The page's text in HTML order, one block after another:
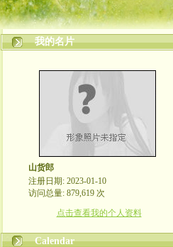
我的名片
山货郎
注册日期: 2023-01-10
访问总量: 879,619 次
点击查看我的个人资料
Calendar